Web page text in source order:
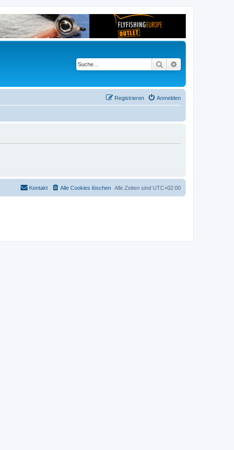
Suche
Anmelden
Registrieren
Alle Zeiten sind UTC+02:00
Alle Cookies löschen
Kontakt